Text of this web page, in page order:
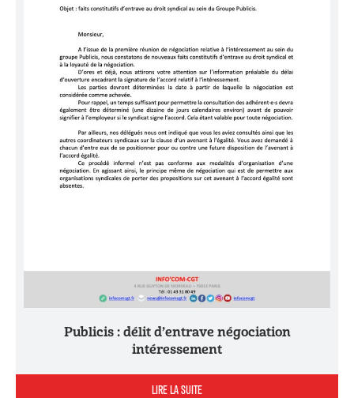
Publicis : délit d’entrave négociation
intéressement
LIRE LA SUITE